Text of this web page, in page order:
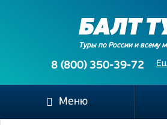
Туры по России и всему
8 (800) 350-39-72
Меню